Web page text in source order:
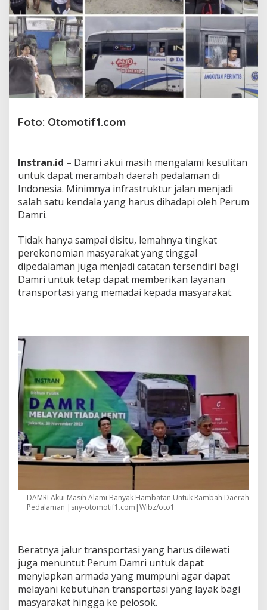
i
B
n
y
a
k
a
m
a
U
n
t
u
k
m
b
a
h
D
a
h
d
a
l
a
m
n
Foto: Otomotif1.com
Instran.id – Damri akui masih mengalami kesulitan
untuk dapat merambah daerah pedalaman di
Indonesia. Minimnya infrastruktur jalan menjadi
salah satu kendala yang harus dihadapi oleh Perum
Damri.
Tidak hanya sampai disitu, lemahnya tingkat
perekonomian masyarakat yang tinggal
dipedalaman juga menjadi catatan tersendiri bagi
Damri untuk tetap dapat memberikan layanan
transportasi yang memadai kepada masyarakat.
DAMRI Akui Masih Alami Banyak Hambatan Untuk Rambah Daerah
Pedalaman |sny-otomotif1.com|Wibz/oto1
Beratnya jalur transportasi yang harus dilewati
juga menuntut Perum Damri untuk dapat
menyiapkan armada yang mumpuni agar dapat
melayani kebutuhan transportasi yang layak bagi
masyarakat hingga ke pelosok.